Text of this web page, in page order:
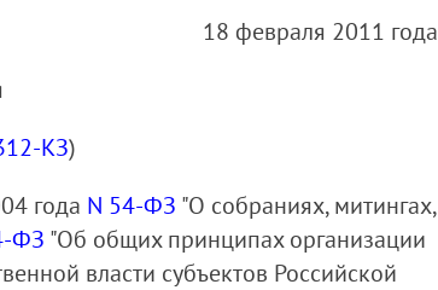
18 февраля 2011 года
КЗ)
года N 54-ФЗ "О собраниях, митингах,
ФЗ "Об общих принципах организации
власти субъектов Российской